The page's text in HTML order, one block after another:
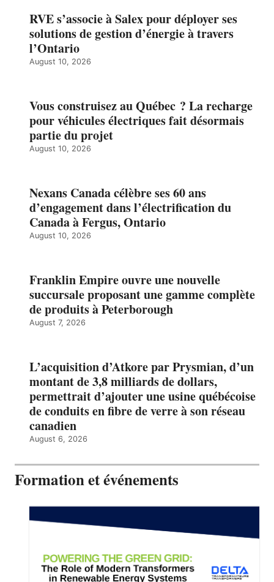
RVE s’associe à Salex pour déployer ses
solutions de gestion d’énergie à travers
l’Ontario
August 10, 2026
Vous construisez au Québec ? La recharge
pour véhicules électriques fait désormais
partie du projet
August 10, 2026
Nexans Canada célèbre ses 60 ans
d’engagement dans l’électrification du
Canada à Fergus, Ontario
August 10, 2026
Franklin Empire ouvre une nouvelle
succursale proposant une gamme complète
de produits à Peterborough
August 7, 2026
L’acquisition d’Atkore par Prysmian, d’un
montant de 3,8 milliards de dollars,
permettrait d’ajouter une usine québécoise
de conduits en fibre de verre à son réseau
canadien
August 6, 2026
Formation et événements